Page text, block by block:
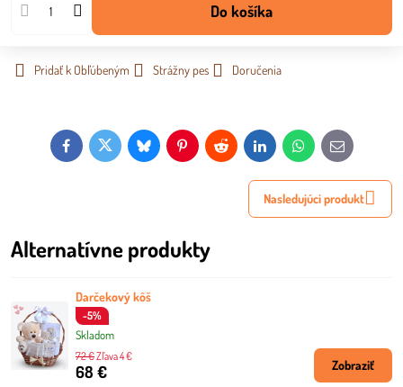
Do košíka
Pridať k Obľúbeným Strážny pes Doručenia
FacebookTwitter BlueskyPinterestReddit LinkedInWhatsApp
E-
mail
Nasledujúci produkt
Alternatívne produkty
Darčekový kôš
-5%
Skladom
68 €
72 €Zľava 4 €
Zobraziť